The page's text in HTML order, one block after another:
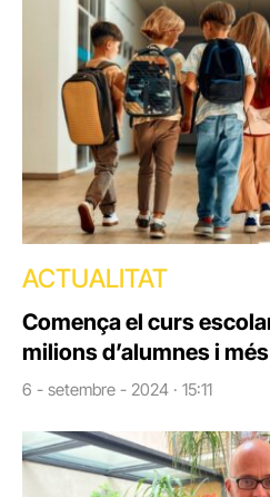
ACTUALITAT
Comença el curs
milions d’alumnes i
6 - setembre - 2024 · 15:11